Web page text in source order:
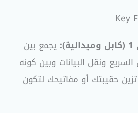
Key
يجمع بين
ونقل البيانات وبين كونه
تزين حقيبتك أو مفاتيحك لتكون